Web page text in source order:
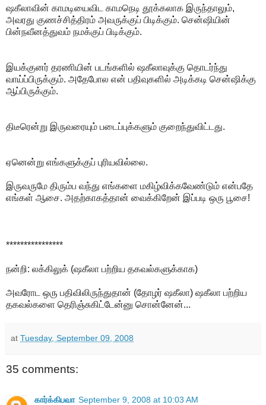
ஷகீலாவின் காமடியைவிட காமநெடி தூக்கலாக இருந்தாலும்,
அவரது குணச்சித்திரம் அவருக்குப் பிடிக்கும். சென்ஷியின்
பின்நவீனத்துவம் நமக்குப் பிடிக்கும்.
இயக்குனர் தரணியின் படங்களில் ஷகீலாவுக்கு தொடர்ந்து
வாய்ப்பிருக்கும். அதேபோல என் பதிவுகளில் அடிக்கடி சென்ஷிக்கு
ஆப்பிருக்கும்.
திடீரென்று இருவரையும் படைப்புக்களும் குறைந்துவிட்டது.
ஏனென்று எங்களுக்குப் புரியவில்லை.
இருவருமே திரும்ப வந்து எங்களை மகிழ்விக்கவேண்டும் என்பதே
எங்கள் ஆசை. அதற்காகத்தான் வைக்கிறேன் இப்படி ஒரு பூசை!
****************
நன்றி: லக்கிலுக் (ஷகீலா பற்றிய தகவல்களுக்காக)
அவரோட ஒரு பதிவிலிருந்துதான் (தோழர் ஷகீலா) ஷகீலா பற்றிய
தகவல்களை தெரிஞ்சுகிட்டேன்னு சொன்னேன்...
at Tuesday, September 09, 2008
35 comments:
கார்க்கிபவா September 9, 2008 at 10:03 AM